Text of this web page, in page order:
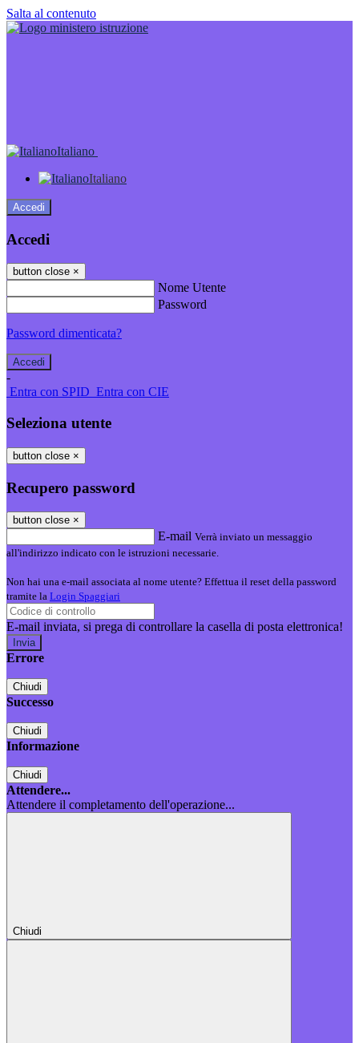
Salta al contenuto
Italiano
Italiano
Accedi
Accedi
button close ×
Nome Utente
Password
Password dimenticata?
-
Entra con SPID Entra con CIE
Seleziona utente
button close ×
Recupero password
button close ×
E-mail Verrà inviato un messaggio
all'indirizzo indicato con le istruzioni necessarie.
Non hai una e-mail associata al nome utente? Effettua il reset della password
tramite la Login Spaggiari
E-mail inviata, si prega di controllare la casella di posta elettronica!
Errore
Chiudi
Successo
Chiudi
Informazione
Chiudi
Attendere...
Attendere il completamento dell'operazione...
Chiudi